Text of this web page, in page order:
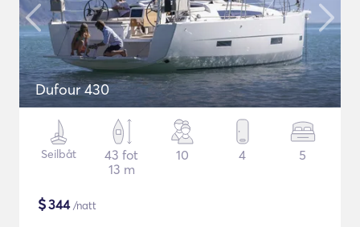
Dufour 430
Seilbåt
43 fot
13 m
10 4 5
$344/natt